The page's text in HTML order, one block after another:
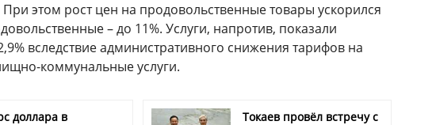
При этом рост цен на продовольственные товары ускорился
– до 11%. Услуги, напротив, показали
вследствие административного снижения тарифов на
коммунальные услуги.
доллара в
Токаев провёл встречу с